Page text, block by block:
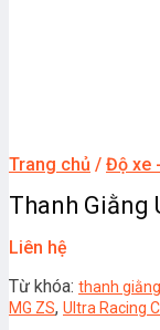
Trang chủ / Độ xe
Thanh Giằng
Liên hệ
Từ khóa: thanh
MG ZS, Ultra Racing